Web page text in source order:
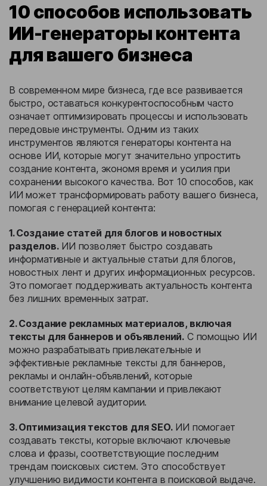
10 способов использовать
ИИ-генераторы контента
для вашего бизнеса
В современном мире бизнеса, где все развивается
быстро, оставаться конкурентоспособным часто
означает оптимизировать процессы и использовать
передовые инструменты. Одним из таких
инструментов являются генераторы контента на
основе ИИ, которые могут значительно упростить
создание контента, экономя время и усилия при
сохранении высокого качества. Вот 10 способов, как
ИИ может трансформировать работу вашего бизнеса,
помогая с генерацией контента:
1. Создание статей для блогов и новостных
разделов.ИИ позволяет быстро создавать
информативные и актуальные статьи для блогов,
новостных лент и других информационных ресурсов.
Это помогает поддерживать актуальность контента
без лишних временных затрат.
2. Создание рекламных материалов, включая
тексты для баннеров и объявлений. С помощью ИИ
можно разрабатывать привлекательные и
эффективные рекламные тексты для баннеров,
рекламы и онлайн-объявлений, которые
соответствуют целям кампании и привлекают
внимание целевой аудитории.
3. Оптимизация текстов для SEO.ИИ помогает
создавать тексты, которые включают ключевые
слова и фразы, соответствующие последним
трендам поисковых систем. Это способствует
улучшению видимости контента в поисковой выдаче.